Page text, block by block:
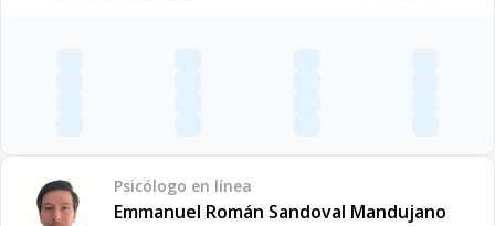
Psicólogo en línea
Emmanuel Román Sandoval Mandujano